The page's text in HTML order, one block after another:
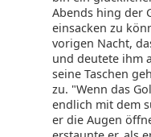
Abends hing der
einsacken zu
vorigen Nacht,
und deutete ihm
seine Taschen
zu. "Wenn das
endlich mit dem
er die Augen